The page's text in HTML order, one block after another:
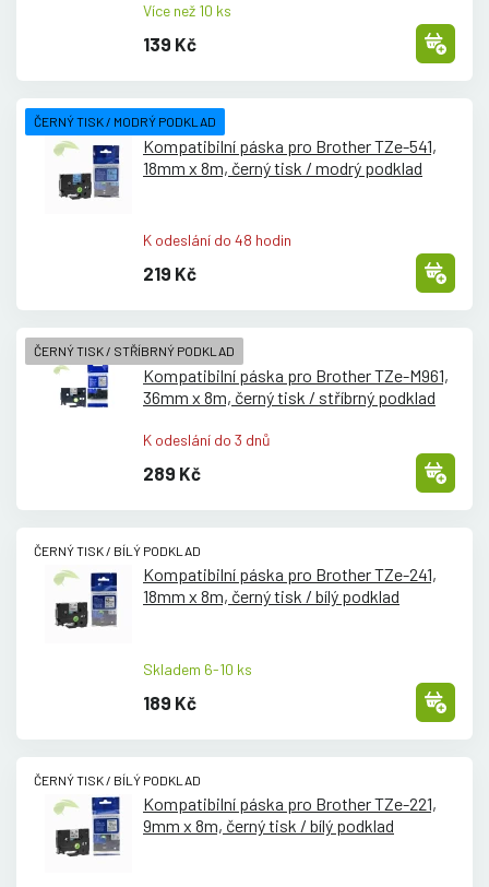
Více než 10 ks
139 Kč
ČERNÝ TISK / MODRÝ PODKLAD
Kompatibilní páska pro Brother TZe-541,
18mm x 8m, černý tisk / modrý podklad
K odeslání do 48 hodin
219 Kč
ČERNÝ TISK / STŘÍBRNÝ PODKLAD
Kompatibilní páska pro Brother TZe-M961,
36mm x 8m, černý tisk / stříbrný podklad
K odeslání do 3 dnů
289 Kč
ČERNÝ TISK / BÍLÝ PODKLAD
Kompatibilní páska pro Brother TZe-241,
18mm x 8m, černý tisk / bílý podklad
Skladem 6-10 ks
189 Kč
ČERNÝ TISK / BÍLÝ PODKLAD
Kompatibilní páska pro Brother TZe-221,
9mm x 8m, černý tisk / bílý podklad